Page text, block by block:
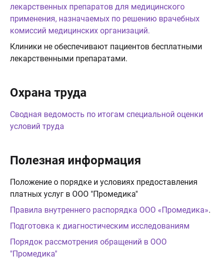
лекарственных препаратов для медицинского
применения, назначаемых по решению врачебных
комиссий медицинских организаций.
Клиники не обеспечивают пациентов бесплатными
лекарственными препаратами.
Охрана труда
Сводная ведомость по итогам специальной оценки
условий труда
Полезная информация
Положение о порядке и условиях предоставления
платных услуг в ООО "Промедика"
Правила внутреннего распорядка ООО «Промедика».
Подготовка к диагностическим исследованиям
Порядок рассмотрения обращений в ООО
"Промедика"